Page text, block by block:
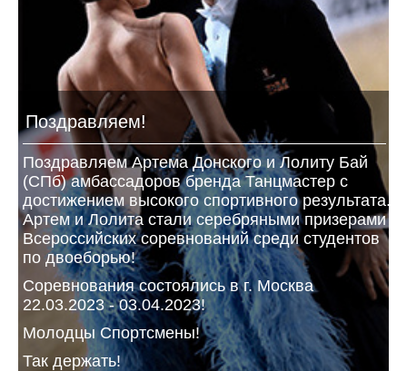
Поздравляем!
Поздравляем Артема Донского и Лолиту Бай
(СПб) амбассадоров бренда Танцмастер с
достижением высокого спортивного результата.
Артем и Лолита стали серебряными призерами
Всероссийских соревнований среди студентов
по двоеборью!
Соревнования состоялись в г. Москва
22.03.2023 - 03.04.2023!
Молодцы Спортсмены!
Так держать!